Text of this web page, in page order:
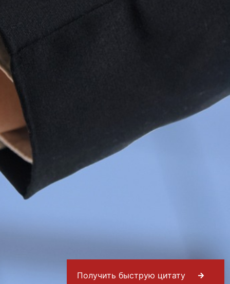
Получить быструю цитату